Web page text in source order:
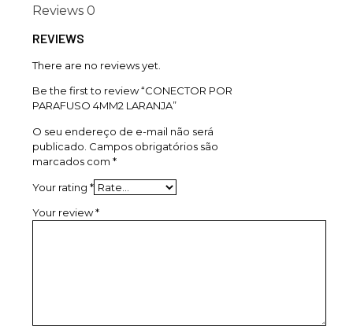
Reviews 0
REVIEWS
There are no reviews yet.
Be the first to review “CONECTOR POR
PARAFUSO 4MM2 LARANJA”
O seu endereço de e-mail não será
publicado. Campos obrigatórios são
marcados com *
Your rating *
Your review*